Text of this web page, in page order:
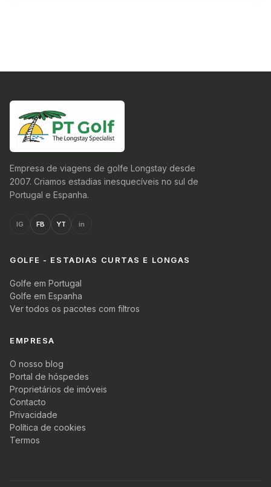
Empresa de viagens de golfe Longstay desde
2007. Criamos estadias inesquecíveis no sul de
Portugal e Espanha.
IG FB YT in
GOLFE - ESTADIAS CURTAS E LONGAS
Golfe em Portugal
Golfe em Espanha
Ver todos os pacotes com filtros
EMPRESA
O nosso blog
Portal de hóspedes
Proprietários de imóveis
Contacto
Privacidade
Política de cookies
Termos